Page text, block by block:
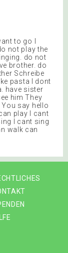
to go I
not play the
do not
brother. do
Schreibe
pasta I dont
have sister
him They
say hello
play I cant
I cant sing
walk can